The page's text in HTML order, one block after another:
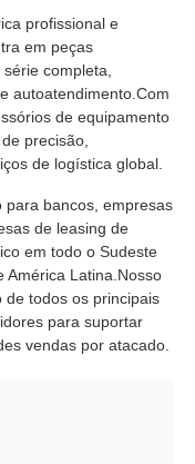
eletrônicos
profissional e
em peças
completa,
autoatendimento.Com
de equipamento
precisão,
de logística global.
para bancos, empresas
de leasing de
em todo o Sudeste
América Latina.Nosso
todos os principais
para suportar
vendas por atacado.